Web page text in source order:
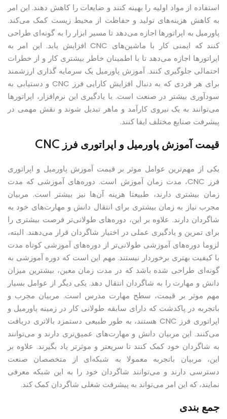
استفاده از مواد اولیه را بهینه کنند و ضایعات را کاهش دهند. این امر
به کاهش هزینه‌های تولید و حفاظت از محیط زیست کمک می‌کند.
پاورمیل به اپراتورها اجازه می‌دهد تا مسیر ابزار را به گونه‌ای طراحی
کنند که ایمنی کار با ماشین‌های CNC افزایش یابد. این امر به
اپراتورها اجازه می‌دهد تا با اطمینان خاطر بیشتری کار و از خطرات
احتمالی جلوگیری کنند. آموزش پاورمیل یک سرمایه گذاری ارزشمند
برای هر فردی که به دنبال افزایش کارایی فرز CNC و دستیابی به
سودآوری بیشتر در صنعت است. با یادگیری این نرم‌افزار، اپراتورها
می‌توانند به یک نیروی کارآمد و ماهر تبدیل شوند و نقش مهمی در
پیشرفت صنایع مختلف ایفا کنند.
قیمت آموزش پاورمیل و اپراتوری فرز CNC
یکی از مهم‌ترین عوامل موثر بر قیمت آموزش پاورمیل و اپراتوری
فرز CNC، مدت زمان آموزش است. دوره‌های آموزشی که مدت
زمان بیشتری دارند، طبیعتا هزینه آن‌ها نیز بیشتر است. مربیان
مجرب نیاز به زمان بیشتری برای انتقال دانش و مهارت‌های خود به
شاگردان دارند. علاوه بر این، دوره‌های طولانی‌تر فرصت بیشتری را
برای تمرین و یادگیری عملی در اختیار شاگردان قرار می‌دهند. البته،
لزوما دوره‌های آموزشی طولانی‌تر از دوره‌های آموزشی کوتاه مدت
با کیفیت بهتری برخوردار نیستند. مهم این است که دوره آموزشی به
گونه‌ای طراحی شده باشد که در مدت زمان معین، بیشترین میزان
دانش و مهارت را به شاگردان انتقال دهد. یکی دیگر از عوامل بسیار
مهم موثر بر قیمت، سطح مهارت مدرس است. مربیان مجرب و
باتجربه در پاکدشت که دارای سابقه طولانی کار در زمینه پاورمیل و
اپراتوری فرز CNC هستند، به طور طبیعی دستمزد بالاتری دریافت
می‌کنند. این مربیان دانش و مهارت‌های عمیق‌تری دارند و می‌توانند
به شاگردان خود کمک کنند تا سریعتر و موثرتر یاد بگیرند. علاوه بر
این، مربیان باتجربه معمولا به شبکه‌ای از متخصصان صنعت
دسترسی دارند و می‌توانند شاگردان خود را به این شبکه معرفی
نمایند، که این امر می‌تواند به پیشرفت شغلی شاگردان کمک کند.
جمع بندی